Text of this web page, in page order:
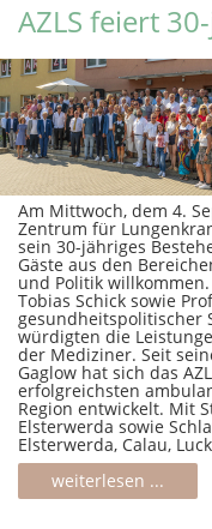
AZLS feiert
Am Mittwoch, dem 4.
Zentrum für
sein 30-jähriges
Gäste aus den
und Politik
Tobias Schick sowie
gesundheitspolitischer
würdigten die
der Mediziner. Seit
Gaglow hat sich das
erfolgreichsten
Region entwickelt. Mit
Elsterwerda sowie
Elsterwerda, Calau,
weiterlesen ...